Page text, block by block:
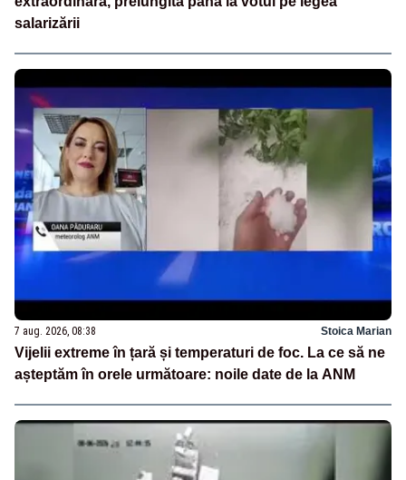
salarizării
7 aug. 2026, 08:38 Stoica Marian
Vijelii extreme în țară și temperaturi de foc. La ce să ne
așteptăm în orele următoare: noile date de la ANM